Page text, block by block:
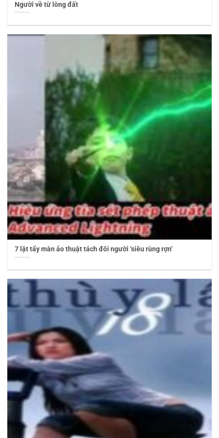
Người về từ lòng đất
7 lật tẩy màn ảo thuật tách đôi người ‘siêu rùng rợn’